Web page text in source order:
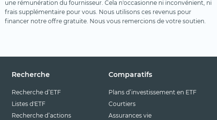
une rémunération du fournisseur. Cela n'occasionne ni inconvénient, ni
frais supplémentaire pour vous. Nous utilisons ces revenus pour
financer notre offre gratuite. Nous vous remercions de votre soutien.
Recherche
Recherche d’ETF
Listes d'ETF
Recherche d’actions
Comparatifs
Plans d’investissement en ETF
Courtiers
Assurances vie